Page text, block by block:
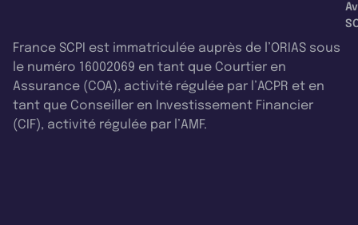
France SCPI est immatriculée auprès de l’ORIAS sous
le numéro 16002069 en tant que Courtier en
Assurance (COA), activité régulée par l’ACPR et en
tant que Conseiller en Investissement Financier
(CIF), activité régulée par l’AMF.